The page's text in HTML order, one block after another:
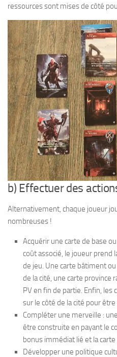
ressources sont mises de côté
b) Effectuer des
Alternativement, chaque joueur
nombreuses !
Acquérir une carte de base
coût associé, le joueur prend
de jeu. Une carte bâtiment
de la cité, une carte
PV en fin de partie. Enfin,
sur le côté de la cité pour
Compléter une merveille :
être construite en payant le
bonus immédiat lié et la
Développer une politique